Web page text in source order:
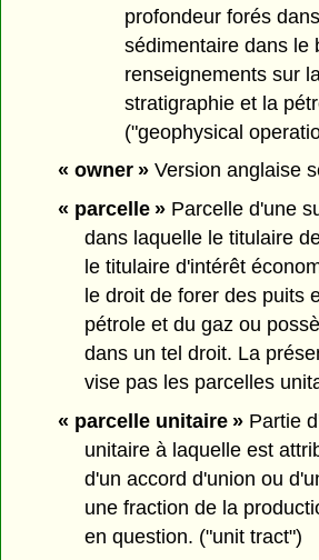
profondeur forés
sédimentaire dans le
renseignements sur
stratigraphie et la
("geophysical
« owner »Version anglaise
« parcelle »Parcelle d'une
dans laquelle le titulaire
le titulaire d'intérêt
le droit de forer des puits
pétrole et du gaz ou
dans un tel droit. La
vise pas les parcelles
« parcelle unitaire »Partie
unitaire à laquelle est
d'un accord d'union ou
une fraction de la
en question. ("unit tract")